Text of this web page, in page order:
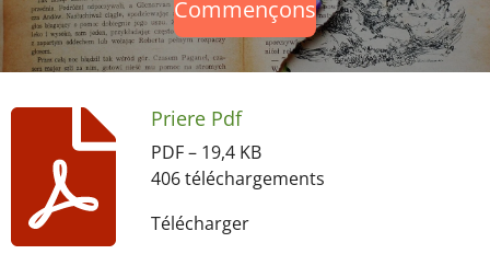
Commençons
Priere Pdf
PDF – 19,4 KB
406 téléchargements
Télécharger